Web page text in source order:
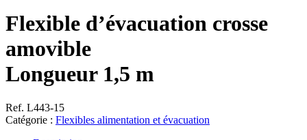
Flexible d’évacuation crosse
amovible
Longueur 1,5 m
Ref. L443-15
Catégorie : Flexibles alimentation et évacuation